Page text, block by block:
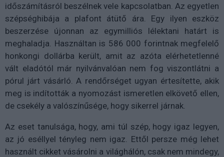
időszámításról beszélnek vele kapcsolatban. Az egyetlen
szépséghibája a plafont átütő ára. Egy ilyen eszköz
beszerzése újonnan az egymilliós lélektani határt is
meghaladja. Használtan is 586 000 forintnak megfelelő
honkongi dollárba került, amit az azóta elérhetetlenné
vált eladótól már nyilvánvalóan nem fog viszontlátni a
pórul járt vásárló. A rendőrséget ugyan értesítette, akik
meg is indították a nyomozást ismeretlen elkövető ellen,
de csekély a valószínűsége, hogy sikerrel járnak.
Az eset tanulsága, hogy, ami túl szép, hogy igaz legyen,
az jó eséllyel tényleg nem igaz. Ettől persze még lehet
használt cikket vásárolni a világhálón, csak nem mindegy,